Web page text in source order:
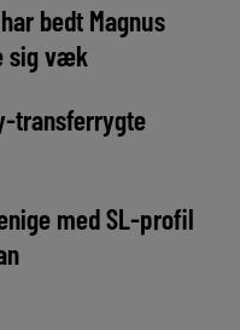
bedt Magnus
sig væk
transferrygte
med SL-profil